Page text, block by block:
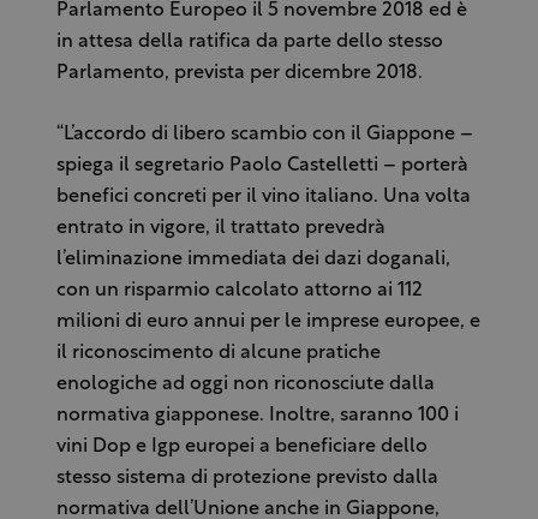
Parlamento Europeo il 5 novembre 2018 ed è
in attesa della ratifica da parte dello stesso
Parlamento, prevista per dicembre 2018.
“L’accordo di libero scambio con il Giappone –
spiega il segretario Paolo Castelletti – porterà
benefici concreti per il vino italiano. Una volta
entrato in vigore, il trattato prevedrà
l’eliminazione immediata dei dazi doganali,
con un risparmio calcolato attorno ai 112
milioni di euro annui per le imprese europee, e
il riconoscimento di alcune pratiche
enologiche ad oggi non riconosciute dalla
normativa giapponese. Inoltre, saranno 100 i
vini Dop e Igp europei a beneficiare dello
stesso sistema di protezione previsto dalla
normativa dell’Unione anche in Giappone,